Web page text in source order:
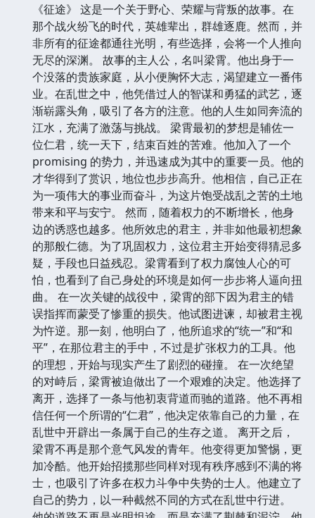
《征途》 这是一个关于野心、荣耀与背叛的故事。在
那个战火纷飞的时代，英雄辈出，群雄逐鹿。然而，并
非所有的征途都通往光明，有些选择，会将一个人推向
无尽的深渊。 故事的主人公，名叫梁霄。他出身于一
个没落的贵族家庭，从小便胸怀大志，渴望建立一番伟
业。在乱世之中，他凭借过人的智谋和勇猛的武艺，逐
渐崭露头角，吸引了各方的注意。他的人生如同奔流的
江水，充满了激荡与挑战。 梁霄最初的梦想是辅佐一
位仁君，统一天下，结束百姓的苦难。他加入了一个
promising 的势力，并迅速成为其中的重要一员。他的
才华得到了赏识，地位也步步高升。他相信，自己正在
为一项伟大的事业而奋斗，为这片饱受战乱之苦的土地
带来和平与安宁。 然而，随着权力的不断增长，他身
边的诱惑也越多。他所效忠的君主，并非如他最初想象
的那般仁德。为了巩固权力，这位君主开始变得猜忌多
疑，手段也日益残忍。梁霄看到了权力腐蚀人心的可
怕，也看到了自己身处的环境是如何一步步将人逼向扭
曲。 在一次关键的战役中，梁霄的部下因为君主的错
误指挥而蒙受了惨重的损失。他试图进谏，却被君主视
为忤逆。那一刻，他明白了，他所追求的“统一”和“和
平”，在那位君主的手中，不过是扩张权力的工具。他
的理想，开始与现实产生了剧烈的碰撞。 在一次绝望
的对峙后，梁霄被迫做出了一个艰难的决定。他选择了
离开，选择了一条与他初衷背道而驰的道路。他不再相
信任何一个所谓的“仁君”，他决定依靠自己的力量，在
乱世中开辟出一条属于自己的生存之道。 离开之后，
梁霄不再是那个意气风发的青年。他变得更加警惕，更
加冷酷。他开始招揽那些同样对现有秩序感到不满的将
士，也吸引了许多在权力斗争中失势的士人。他建立了
自己的势力，以一种截然不同的方式在乱世中行进。